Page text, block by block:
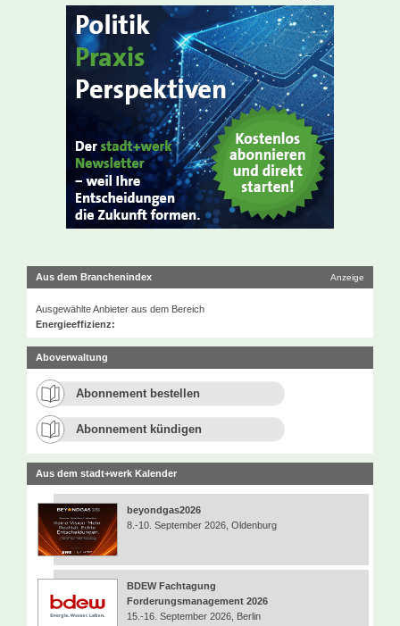
Aus dem Branchenindex Anzeige
Ausgewählte Anbieter aus dem Bereich
Energieeffizienz:
Aboverwaltung
Abonnement bestellen
Abonnement kündigen
Aus dem stadt+werk Kalender
beyondgas2026
8.-10. September 2026, Oldenburg
BDEW Fachtagung
Forderungsmanagement 2026
15.-16. September 2026, Berlin